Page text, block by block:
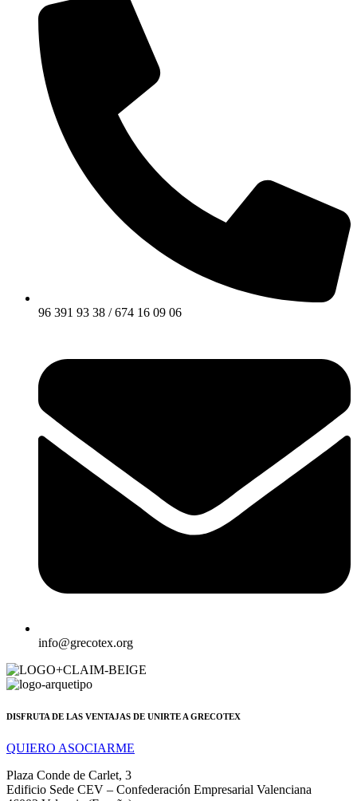
96 391 93 38 / 674 16 09 06
info@grecotex.org
DISFRUTA DE LAS VENTAJAS DE UNIRTE A GRECOTEX
QUIERO ASOCIARME
Plaza Conde de Carlet, 3
Edificio Sede CEV – Confederación Empresarial Valenciana